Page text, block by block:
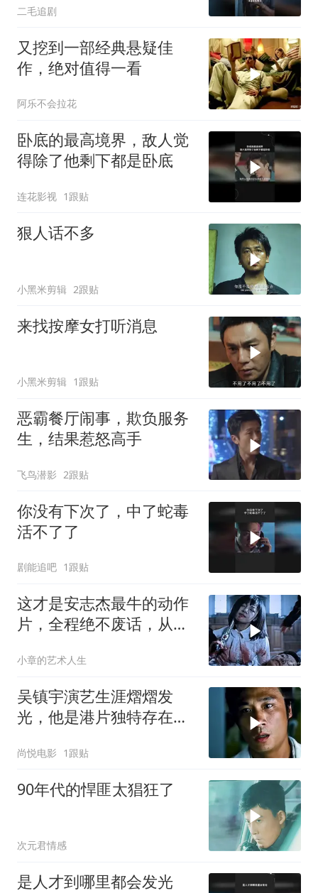
二毛追剧
又挖到一部经典悬疑佳
作，绝对值得一看
阿乐不会拉花
卧底的最高境界，敌人觉
得除了他剩下都是卧底
连花影视 1跟贴
狠人话不多
小黑米剪辑 2跟贴
来找按摩女打听消息
小黑米剪辑 1跟贴
恶霸餐厅闹事，欺负服务
生，结果惹怒高手
飞鸟潜影 2跟贴
你没有下次了，中了蛇毒
活不了了
剧能追吧 1跟贴
这才是安志杰最牛的动作
片，全程绝不废话，从头
小章的艺术人生
吴镇宇演艺生涯熠熠发
光，他是港片独特存在，
尚悦电影 1跟贴
90年代的悍匪太猖狂了
次元君情感
是人才到哪里都会发光